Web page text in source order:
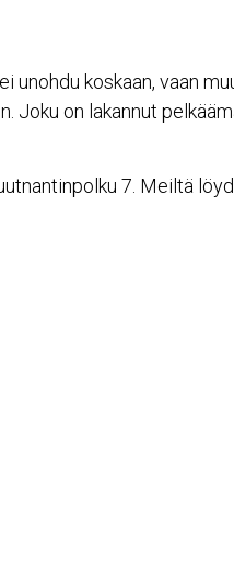
koskaan, vaan
on lakannut
7. Meiltä